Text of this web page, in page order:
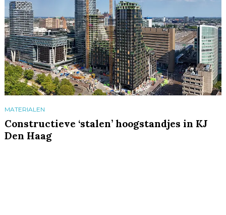
MATERIALEN
Constructieve ‘stalen’ hoogstandjes in KJ
Den Haag